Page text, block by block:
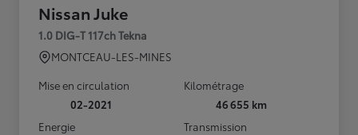
Nissan Juke
1.0 DIG-T 117ch Tekna
MONTCEAU-LES-MINES
Mise en circulation
02-2021
Kilométrage
46 655 km
Energie
Transmission